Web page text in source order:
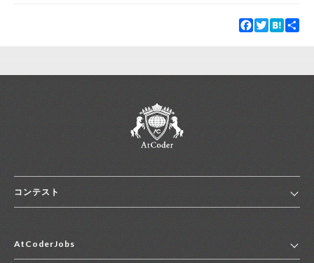
Facebook
TwitterHatena
コンテスト
コンテスト一覧
AtCoderJobs